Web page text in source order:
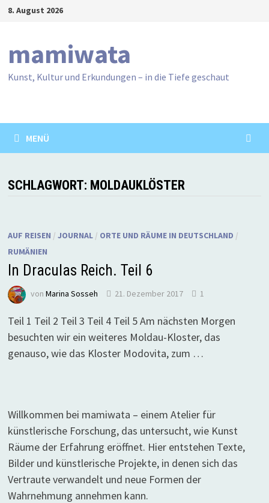
Zum8. August 2026
mamiwata
Kunst, Kultur und Erkundungen – in die Tiefe geschaut
MENÜ
SCHLAGWORT: MOLDAUKLÖSTER
AUF REISEN / JOURNAL/ ORTE UND RÄUME IN DEUTSCHLAND /
RUMÄNIEN
In Draculas Reich. Teil 6
von Marina Sosseh 21. Dezember 2017 1
Teil 1 Teil 2 Teil 3 Teil 4 Teil 5 Am nächsten Morgen
besuchten wir ein weiteres Moldau-Kloster, das
genauso, wie das Kloster Modovita, zum …
Willkommen bei mamiwata – einem Atelier für
künstlerische Forschung, das untersucht, wie Kunst
Räume der Erfahrung eröffnet. Hier entstehen Texte,
Bilder und künstlerische Projekte, in denen sich das
Vertraute verwandelt und neue Formen der
Wahrnehmung annehmen kann.